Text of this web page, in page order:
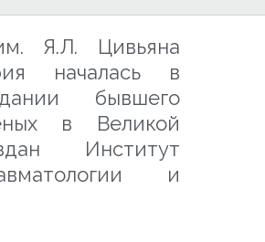
Я.Л. Цивьяна
началась в
бывшего
в Великой
Институт
и